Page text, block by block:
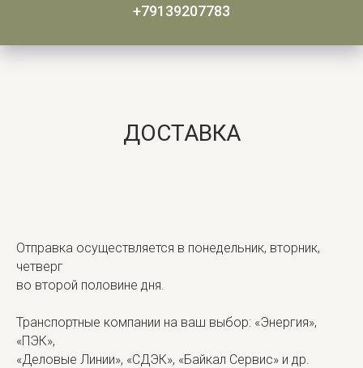
+79139207783
ДОСТАВКА
Отправка осуществляется в понедельник, вторник,
четверг
во второй половине дня.
Транспортные компании на ваш выбор: «Энергия»,
«ПЭК»,
«Деловые Линии», «СДЭК», «Байкал Сервис» и др.